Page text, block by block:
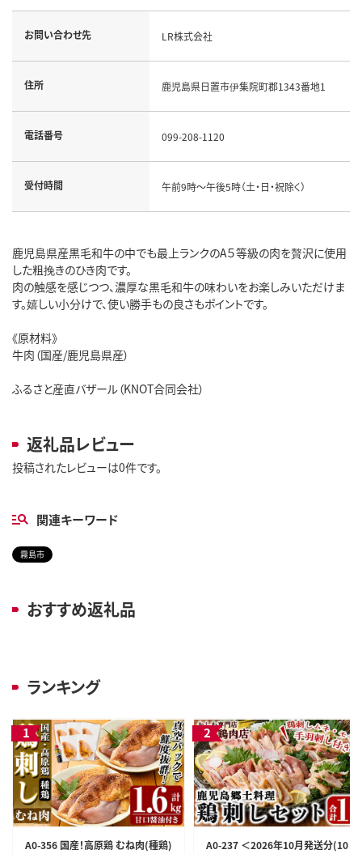
お問い合わせ先 LR株式会社
住所 鹿児島県日置市伊集院町郡1343番地1
電話番号 099-208-1120
受付時間 午前9時～午後5時（土・日・祝除く）
鹿児島県産黒毛和牛の中でも最上ランクのA５等級の肉を贅沢に使用
した粗挽きのひき肉です。
肉の触感を感じつつ、濃厚な黒毛和牛の味わいをお楽しみいただけま
す。嬉しい小分けで、使い勝手もの良さもポイントです。
《原材料》
牛肉（国産/鹿児島県産）
ふるさと産直バザール（KNOT合同会社）
返礼品レビュー
投稿されたレビューは0件です。
関連キーワード
霧島市
おすすめ返礼品
ランキング
A0-356 国産！高原鶏 むね肉(種鶏)
A0-237 ＜2026年10月発送分(10